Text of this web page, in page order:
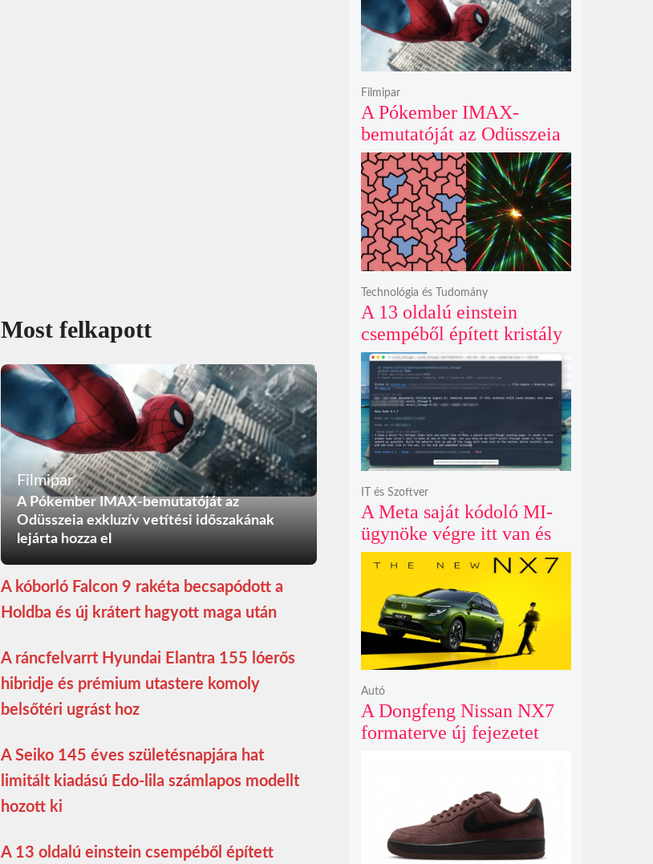
Most felkapott
Filmipar
A Pókember IMAX-bemutatóját az
Odüsszeia exkluzív vetítési időszakának
lejárta hozza el
A kóborló Falcon 9 rakéta becsapódott a
Holdba és új krátert hagyott maga után
A ráncfelvarrt Hyundai Elantra 155 lóerős
hibridje és prémium utastere komoly
belsőtéri ugrást hoz
A Seiko 145 éves születésnapjára hat
limitált kiadású Edo-lila számlapos modellt
hozott ki
A 13 oldalú einstein csempéből épített
A Pókember IMAX-
bemutatóját az Odüsszeia
exkluzív vetítési
időszakának lejárta hozza
el
Filmipar
A 13 oldalú einstein
csempéből épített kristály
példátlanul forgó
csillagmintát vetít a fény
polarizációjától függően
Technológia és Tudomány
A Meta saját kódoló MI-
ügynöke végre itt van és
nem fél belenyúlni a
IT és Szoftver
A Dongfeng Nissan NX7
formaterve új fejezetet
Autó